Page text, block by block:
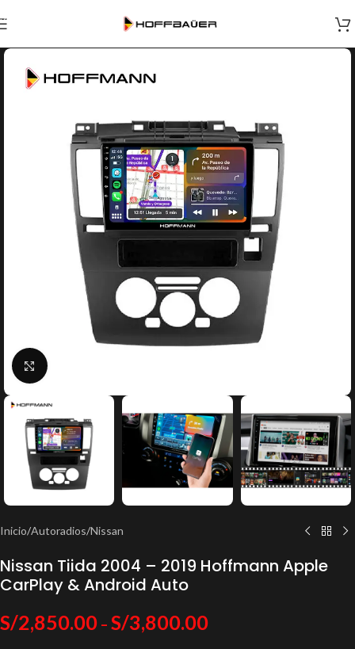
Skip to navigation
Skip to main content
Click to enlarge
Inicio/Autoradios/Nissan
Nissan Tiida 2004 – 2019 Hoffmann Apple
CarPlay & Android Auto
S/2,850.00 – S/3,800.00